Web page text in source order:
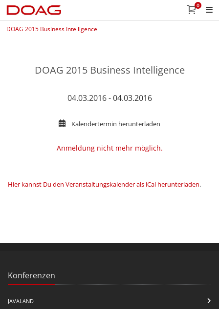
0
DOAG 2015 Business Intelligence
DOAG 2015 Business Intelligence
04.03.2016 - 04.03.2016
Kalendertermin herunterladen
Anmeldung nicht mehr möglich.
Hier kannst Du den Veranstaltungskalender als iCal herunterladen.
Konferenzen
JAVALAND